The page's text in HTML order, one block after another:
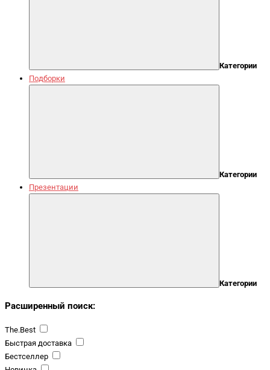
Категории
Подборки
Категории
Презентации
Категории
Расширенный поиск:
The.Best
Быстрая доставка
Бестселлер